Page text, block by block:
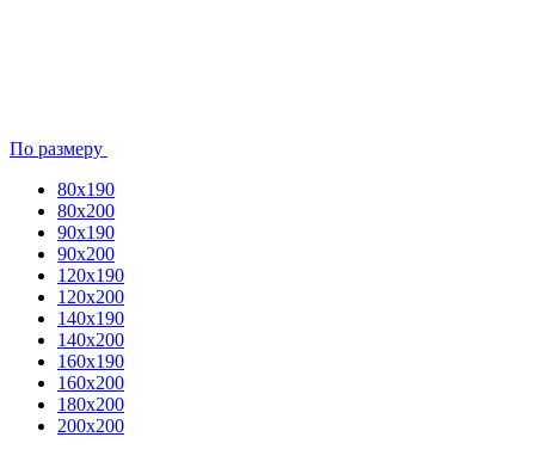
По размеру
80x190
80х200
90х190
90х200
120х190
120х200
140х190
140х200
160х190
160х200
180х200
200х200